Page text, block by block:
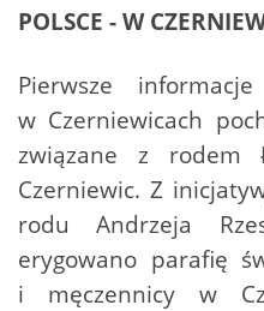
POLSCE - W
Pierwsze
w Czerniewicach
związane z rodem
Czerniewic. Z
rodu Andrzeja
erygowano parafię
i męczennicy w